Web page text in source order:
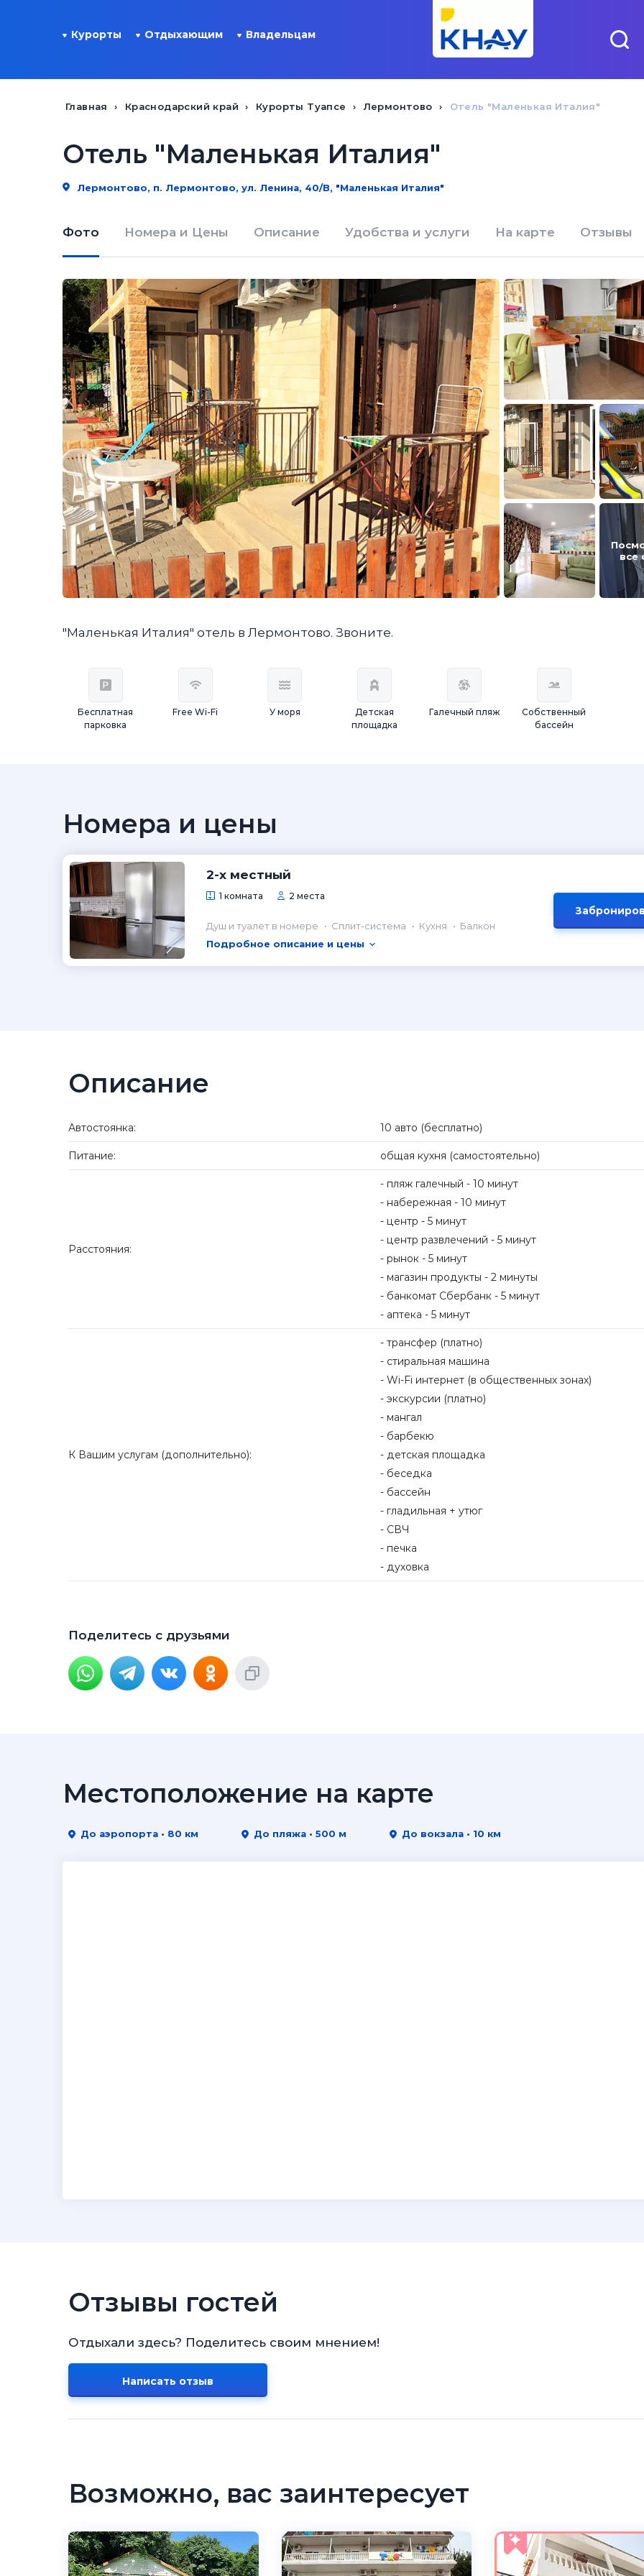
Курорты Отдыхающим Владельцам
Главная Краснодарский край Курорты Туапсе Лермонтово Отель "Маленькая Италия"
Отель "Маленькая Италия"
Лермонтово, п. Лермонтово, ул. Ленина, 40/В, "Маленькая Италия"
Фото Номера и Цены Описание Удобства и услуги На карте Отзывы
все
"Маленькая Италия" отель в Лермонтово. Звоните.
Бесплатная
парковка
Free Wi-Fi У моря
Детская
площадка
Галечный пляж
Собственный
бассейн
Номера и цены
2-х местный
1 комната 2 места
Душ и туалет в номере Сплит-система Кухня
Балкон
Подробное описание и цены
Описание
Автостоянка: 10 авто (бесплатно)
Питание: общая кухня (самостоятельно)
Расстояния:
- пляж галечный - 10 минут
- набережная - 10 минут
- центр - 5 минут
- центр развлечений - 5 минут
- рынок - 5 минут
- магазин продукты - 2 минуты
- банкомат Сбербанк - 5 минут
- аптека - 5 минут
К Вашим услугам (дополнительно):
- трансфер (платно)
- стиральная машина
- Wi-Fi интернет (в общественных зонах)
- экскурсии (платно)
- мангал
- барбекю
- детская площадка
- беседка
- бассейн
- гладильная + утюг
- СВЧ
- печка
- духовка
Поделитесь с друзьями
Местоположение на карте
До аэропорта • 80 км До пляжа • 500 м До вокзала • 10 км
Отзывы гостей
Отдыхали здесь? Поделитесь своим мнением!
Написать отзыв
Возможно, вас заинтересует